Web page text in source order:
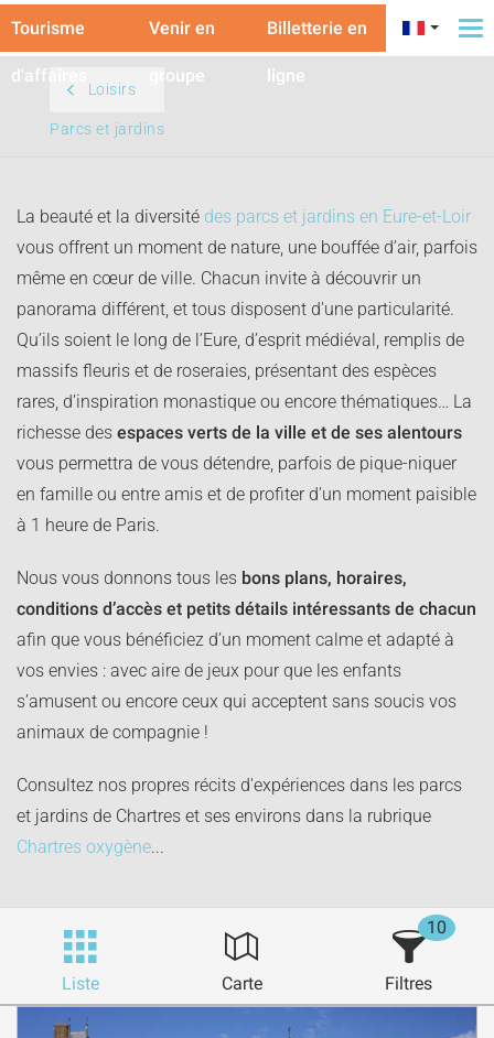
Tourisme
d'affaires
Venir en
groupe
Billetterie en
ligne
Loisirs
Parcs et jardins
La beauté et la diversité des parcs et jardins en Eure-et-Loir
vous offrent un moment de nature, une bouffée d’air, parfois
même en cœur de ville. Chacun invite à découvrir un
panorama différent, et tous disposent d'une particularité.
Qu’ils soient le long de l’Eure, d’esprit médiéval, remplis de
massifs fleuris et de roseraies, présentant des espèces
rares, d’inspiration monastique ou encore thématiques… La
richesse des espaces verts de la ville et de ses alentours
vous permettra de vous détendre, parfois de pique-niquer
en famille ou entre amis et de profiter d’un moment paisible
à 1 heure de Paris.
Nous vous donnons tous les bons plans, horaires,
conditions d’accès et petits détails intéressants de chacun
afin que vous bénéficiez d’un moment calme et adapté à
vos envies : avec aire de jeux pour que les enfants
s’amusent ou encore ceux qui acceptent sans soucis vos
animaux de compagnie !
Consultez nos propres récits d'expériences dans les parcs
et jardins de Chartres et ses environs dans la rubrique
Chartres oxygène...
Liste Carte Filtres
10